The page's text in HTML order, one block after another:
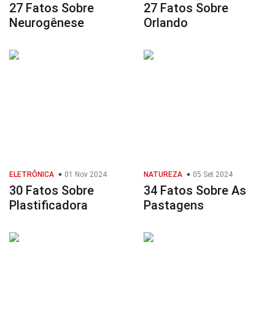
27 Fatos Sobre
Neurogênese
27 Fatos Sobre
Orlando
ELETRÔNICA 01 Nov 2024
30 Fatos Sobre
Plastificadora
NATUREZA 05 Set 2024
34 Fatos Sobre As
Pastagens